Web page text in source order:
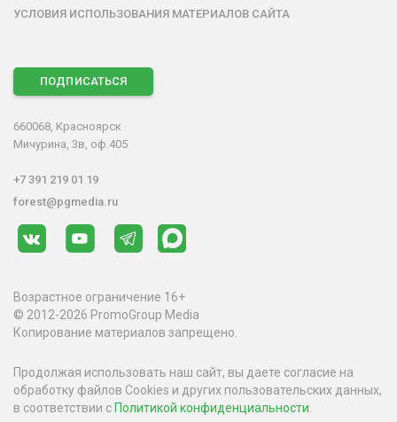
УСЛОВИЯ ИСПОЛЬЗОВАНИЯ МАТЕРИАЛОВ САЙТА
ПОДПИСАТЬСЯ
660068, Красноярск
Мичурина, 3в, оф.405
+7 391 219 01 19
forest@pgmedia.ru
Возрастное ограничение 16+
© 2012-2026 PromoGroup Media
Копирование материалов запрещено.
Продолжая использовать наш сайт, вы даете согласие на
обработку файлов Cookies и других пользовательских данных,
в соответствии сПолитикой конфиденциальности